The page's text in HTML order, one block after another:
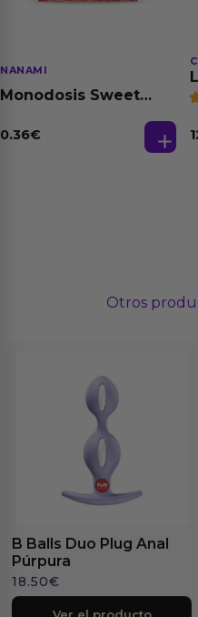
NANAMI
Monodosis Sweet
0.36€
Otros
B Balls Duo Plug Anal
Púrpura
18.50€
Ver el producto